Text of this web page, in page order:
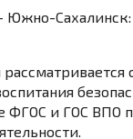
Южно-
ФГОС и ГОС ВПО